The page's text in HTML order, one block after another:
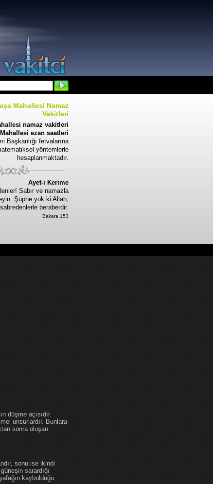
Mahallesi Namaz
Vakitleri
namaz vakitleri
ezan saatleri
Başkanlığı fetvalarına
yöntemlerle
hesaplanmaktadır.
Ayet-i Kerime
Sabır ve namazla
Şüphe yok ki Allah,
sabredenlerle beraberdir.
Bakara 153
düşme açısıdır.
unsurlardır. Bunlara
sonra oluşan
sonu ise ikindi
sarardığı
kaybolduğu